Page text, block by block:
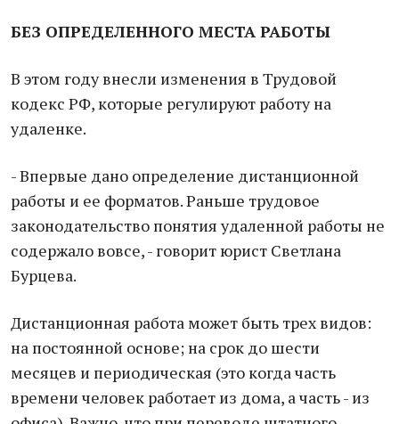
БЕЗ ОПРЕДЕЛЕННОГО МЕСТА РАБОТЫ
В этом году внесли изменения в Трудовой
кодекс РФ, которые регулируют работу на
удаленке.
- Впервые дано определение дистанционной
работы и ее форматов. Раньше трудовое
законодательство понятия удаленной работы не
содержало вовсе, - говорит юрист Светлана
Бурцева.
Дистанционная работа может быть трех видов:
на постоянной основе; на срок до шести
месяцев и периодическая (это когда часть
времени человек работает из дома, а часть - из